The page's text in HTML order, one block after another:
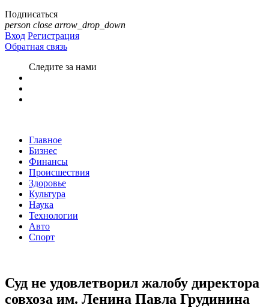
Подписаться
person close arrow_drop_down
Вход Регистрация
Обратная связь
Следите за нами
Главное
Бизнес
Финансы
Происшествия
Здоровье
Культура
Наука
Технологии
Авто
Спорт
Суд не удовлетворил жалобу директора
совхоза им. Ленина Павла Грудинина